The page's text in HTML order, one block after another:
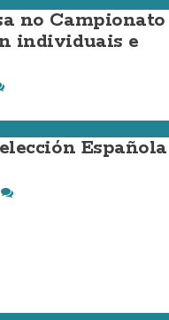
no Campionato
individuais e
Española